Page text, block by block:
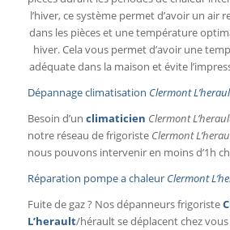
l’hiver, ce système permet d’avoir un air
dans les pièces et une température
hiver. Cela vous permet d’avoir une
adéquate dans la maison et évite
Dépannage climatisation Clermont
Besoin d’un climaticien Clermont
notre réseau de frigoriste Clermont
nous pouvons intervenir en moins d’1h
Réparation pompe a chaleur Clermont
Fuite de gaz ? Nos dépanneurs frigoriste
L’herault/hérault se déplacent chez